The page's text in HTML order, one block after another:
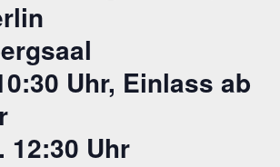
Uhr, Einlass ab
12:30 Uhr